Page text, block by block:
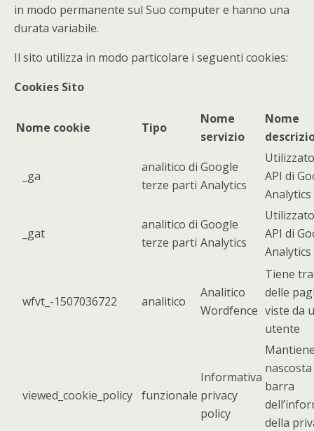
in modo permanente sul Suo computer e hanno una
durata variabile.
Il sito utilizza in modo particolare i seguenti cookies:
Cookies Sito
Nome cookie Tipo
Nome
servizio
Nome
_ga
analitico di
terze parti
Google
Analytics
API di
Analytics
_gat
analitico di
terze parti
Google
Analytics
API di
Analytics
wfvt_-1507036722 analitico
Analitico
Wordfence
Tiene
delle
viste da
utente
viewed_cookie_policy funzionale
Informativa
privacy
policy
barra
della